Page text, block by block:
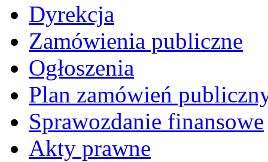
Dyrekcja
Zamówienia publiczne
Ogłoszenia
Plan zamówień
Sprawozdanie finansowe
Akty prawne